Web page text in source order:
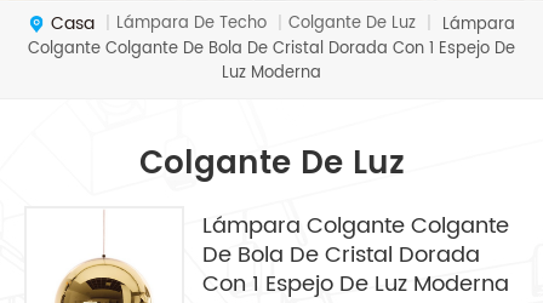
Casa | Lámpara De Techo | Colgante De Luz | Lámpara
Colgante Colgante De Bola De Cristal Dorada Con 1 Espejo De
Luz Moderna
Colgante De Luz
Lámpara Colgante Colgante
De Bola De Cristal Dorada
Con 1 Espejo De Luz Moderna